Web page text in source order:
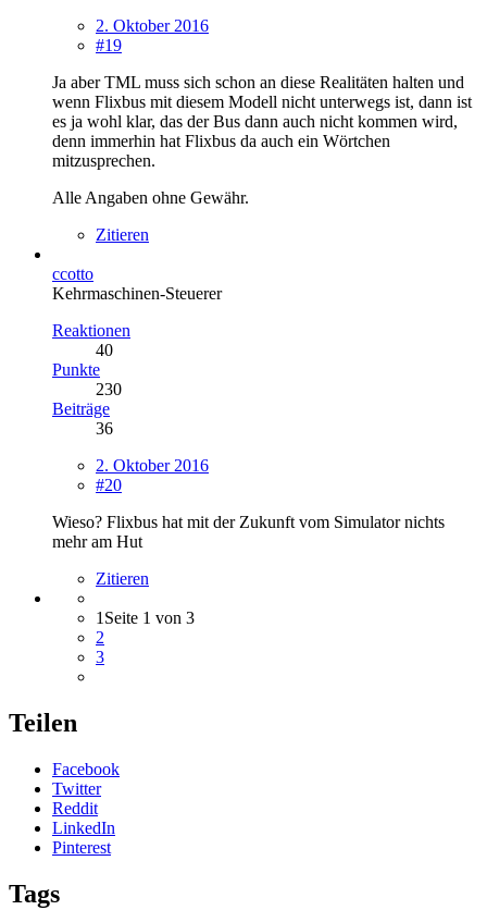
2. Oktober 2016
#19
Ja aber TML muss sich schon an diese Realitäten halten und
wenn Flixbus mit diesem Modell nicht unterwegs ist, dann ist
es ja wohl klar, das der Bus dann auch nicht kommen wird,
denn immerhin hat Flixbus da auch ein Wörtchen
mitzusprechen.
Alle Angaben ohne Gewähr.
Zitieren
ccotto
Kehrmaschinen-Steuerer
Reaktionen
40
Punkte
230
Beiträge
36
2. Oktober 2016
#20
Wieso? Flixbus hat mit der Zukunft vom Simulator nichts
mehr am Hut
Zitieren
1Seite 1 von 3
2
3
Teilen
Facebook
Twitter
Reddit
LinkedIn
Pinterest
Tags